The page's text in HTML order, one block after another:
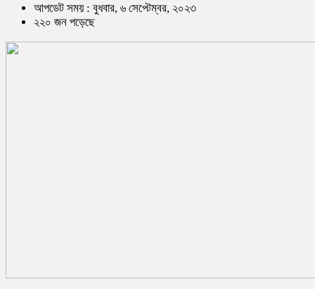
আপডেট সময় : বুধবার, ৬ সেপ্টেম্বর, ২০২৩
২২০ জন পড়েছে